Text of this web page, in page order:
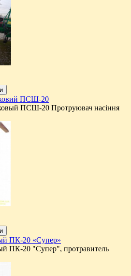
ПСШ-20
ПСШ-20 Протруювач насіння
ПК-20 «Супер»
ПК-20 "Супер", протравитель